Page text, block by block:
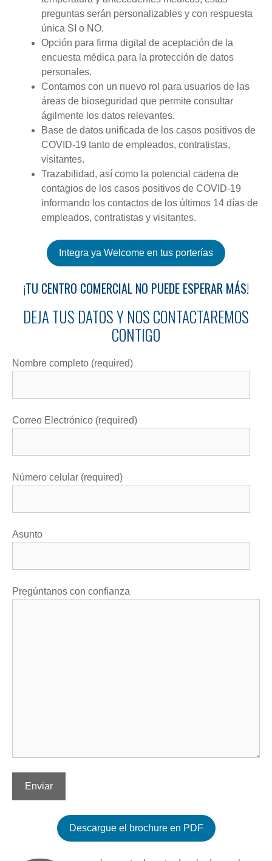
preguntas serán personalizables y con respuesta
única SI o NO.
Opción para firma digital de aceptación de la
encuesta médica para la protección de datos
personales.
Contamos con un nuevo rol para usuarios de las
áreas de bioseguridad que permite consultar
ágilmente los datos relevantes.
Base de datos unificada de los casos positivos de
COVID-19 tanto de empleados, contratistas,
visitantes.
Trazabilidad, así como la potencial cadena de
contagios de los casos positivos de COVID-19
informando los contactos de los últimos 14 días de
empleados, contratistas y visitantes.
Integra ya Welcome en tus porterías
¡TU CENTRO COMERCIAL NO PUEDE ESPERAR MÁS!
DEJA TUS DATOS Y NOS CONTACTAREMOS
CONTIGO
Nombre completo (required)
Correo Electrónico (required)
Número celular (required)
Asunto
Pregúntanos con confianza
Descargue el brochure en PDF